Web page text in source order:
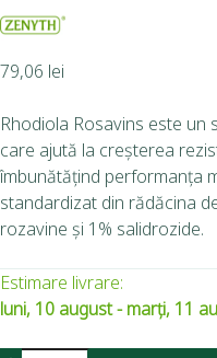
79,06 lei
Rhodiola Rosavins este un
care ajută la creșterea
îmbunătățind performanța
standardizat din rădăcina
rozavine și 1% salidrozide.
Estimare livrare:
luni, 10 august - marți, 11